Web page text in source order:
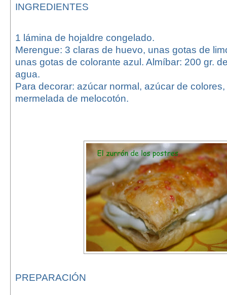
INGREDIENTES
1 lámina de hojaldre congelado.
Merengue: 3 claras de huevo, unas gotas de
unas gotas de colorante azul. Almíbar: 200 gr.
agua.
Para decorar: azúcar normal, azúcar de
mermelada de melocotón.
PREPARACIÓN